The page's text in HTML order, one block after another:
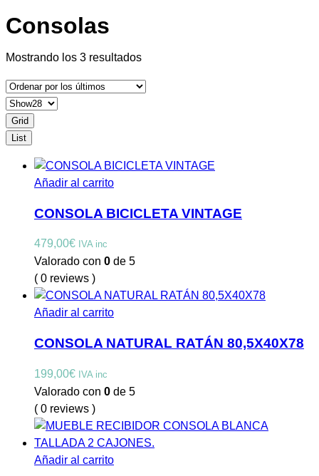
Consolas
Mostrando los 3 resultados
Grid
List
Añadir al carrito
CONSOLA BICICLETA VINTAGE
479,00€ IVA inc
Valorado con 0 de 5
( 0 reviews )
Añadir al carrito
CONSOLA NATURAL RATÁN 80,5X40X78
199,00€ IVA inc
Valorado con 0 de 5
( 0 reviews )
Añadir al carrito